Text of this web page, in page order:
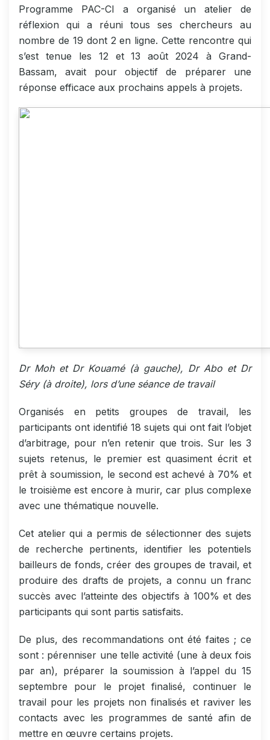
Programme PAC-CI a organisé un atelier de
réflexion qui a réuni tous ses chercheurs au
nombre de 19 dont 2 en ligne. Cette rencontre qui
s’est tenue les 12 et 13 août 2024 à Grand-
Bassam, avait pour objectif de préparer une
réponse efficace aux prochains appels à projets.
Dr Moh et Dr Kouamé (à gauche), Dr Abo et Dr
Séry (à droite), lors d’une séance de travail
Organisés en petits groupes de travail, les
participants ont identifié 18 sujets qui ont fait l’objet
d’arbitrage, pour n’en retenir que trois. Sur les 3
sujets retenus, le premier est quasiment écrit et
prêt à soumission, le second est achevé à 70% et
le troisième est encore à murir, car plus complexe
avec une thématique nouvelle.
Cet atelier qui a permis de sélectionner des sujets
de recherche pertinents, identifier les potentiels
bailleurs de fonds, créer des groupes de travail, et
produire des drafts de projets, a connu un franc
succès avec l’atteinte des objectifs à 100% et des
participants qui sont partis satisfaits.
De plus, des recommandations ont été faites ; ce
sont : pérenniser une telle activité (une à deux fois
par an), préparer la soumission à l’appel du 15
septembre pour le projet finalisé, continuer le
travail pour les projets non finalisés et raviver les
contacts avec les programmes de santé afin de
mettre en œuvre certains projets.